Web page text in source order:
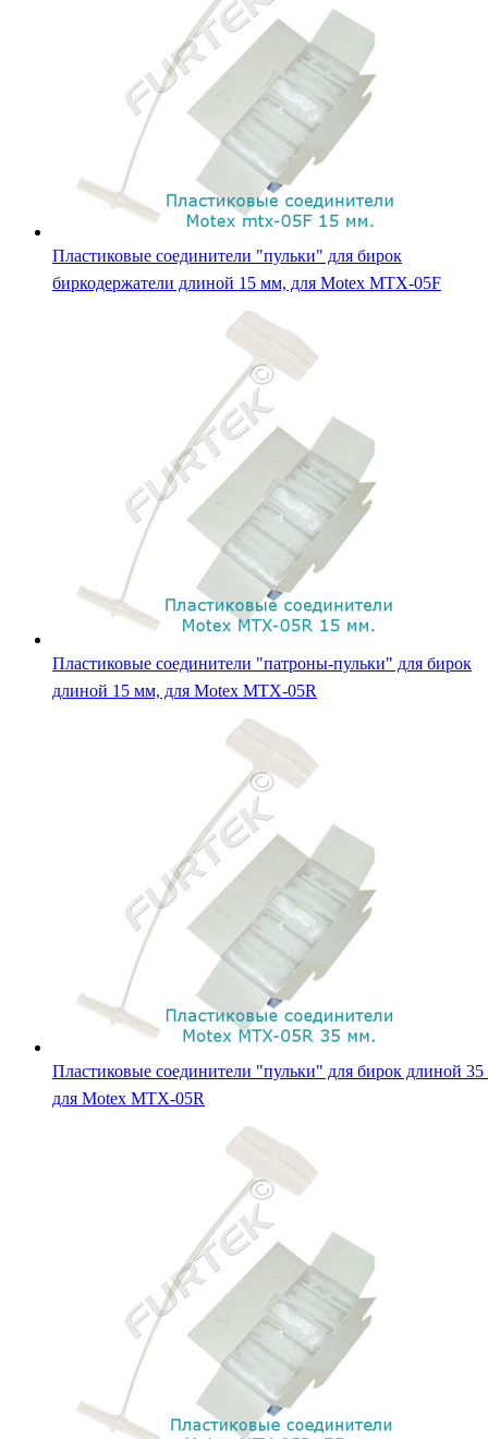
Пластиковые соединители "пульки" для бирок
биркодержатели длиной 15 мм, для Motex MTX-05F
Пластиковые соединители "патроны-пульки" для бирок
длиной 15 мм, для Motex MTX-05R
Пластиковые соединители "пульки" для бирок длиной
для Motex MTX-05R